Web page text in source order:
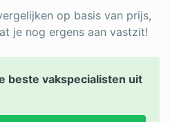
op basis van prijs,
je nog ergens aan vastzit!
beste vakspecialisten uit